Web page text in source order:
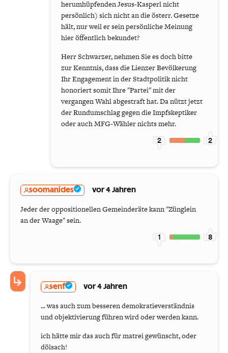
herumhüpfenden Jesus-Kasperl nicht
persönlich) sich nicht an die österr. Gesetze
hält, nur weil er sein persönliche Meinung
hier öffentlich bekundet?
Herr Schwarzer, nehmen Sie es doch bitte
zur Kenntnis, dass die Lienzer Bevölkerung
Ihr Engagement in der Stadtpolitik nicht
honoriert somit Ihre "Partei" mit der
vergangen Wahl abgestraft hat. Da nützt jetzt
der Rundumschlag gegen die Impfskeptiker
oder auch MFG-Wähler nichts mehr.
2 2
soomanides vor 4 Jahren
Jeder der oppositionellen Gemeinderäte kann "Zünglein
an der Waage" sein.
1 8
senf vor 4 Jahren
... was auch zum besseren demokratieverständnis
und objektivierung führen wird oder werden kann.
ich hätte mir das auch für matrei gewünscht, oder
dölsach!